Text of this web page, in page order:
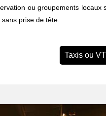
ou groupements locaux
prise de tête.
Taxis ou